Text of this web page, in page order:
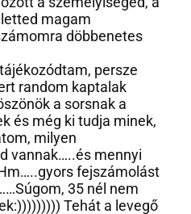
a személyiséged, a
magam
döbbenetes
persze
random kaptalak
a sorsnak a
és még ki tudja minek,
milyen
vannak…..és mennyi
fejszámolást
35 nél nem